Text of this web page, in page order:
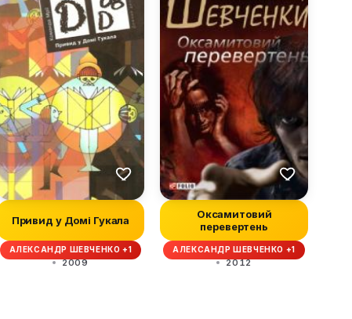
Привид у Домі Гукала
АЛЕКСАНДР ШЕВЧЕНКО +1
2009
Оксамитовий
перевертень
АЛЕКСАНДР ШЕВЧЕНКО +1
2012